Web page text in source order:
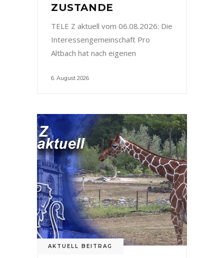
ZUSTANDE
TELE Z aktuell vom 06.08.2026: Die
Interessengemeinschaft Pro
Altbach hat nach eigenen
6. August 2026
AKTUELL BEITRAG